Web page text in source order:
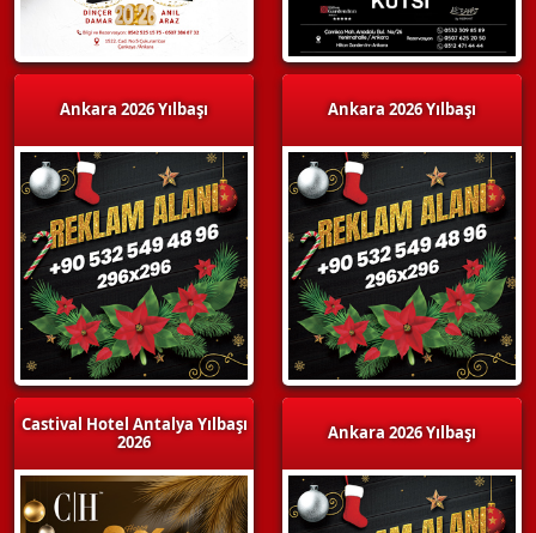
Ankara 2026 Yılbaşı
Castival Hotel Antalya Yılbaşı
2026
Ankara 2026 Yılbaşı
Ankara 2026 Yılbaşı